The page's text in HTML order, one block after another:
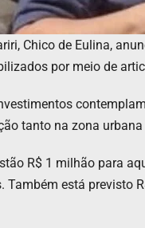
Chico de Eulina,
por meio de
tanto na zona
R$ 1 milhão para
Também está previsto